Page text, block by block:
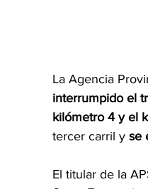
La Agencia
interrumpido el
kilómetro 4 y el
tercer carril y se
El titular de la